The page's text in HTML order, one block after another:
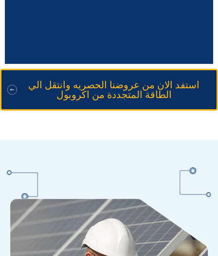
استفد الان من عروضنا الحصريه وانتقل الي
الطاقة المتجددة من اكروبول